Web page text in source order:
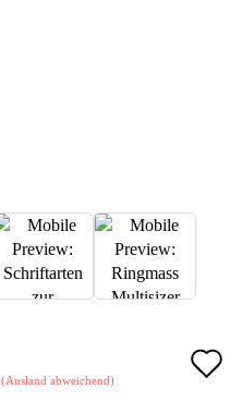
(Ausland abweichend)